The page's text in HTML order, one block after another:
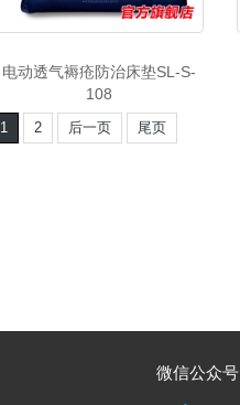
电动透气褥疮防治床垫SL-S-
108
1 2 后一页 尾页
微信公众号